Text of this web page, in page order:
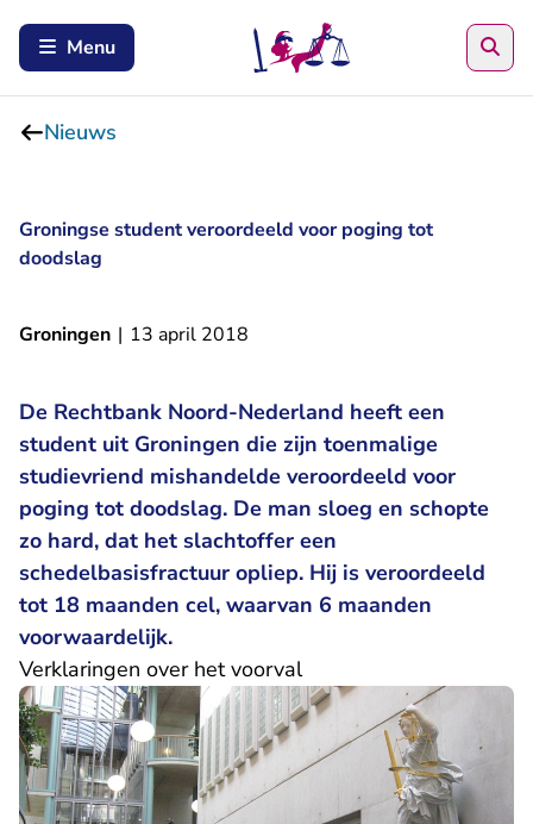
Menu
Nieuws
Groningse student veroordeeld voor poging tot
doodslag
Groningen | 13 april 2018
De Rechtbank Noord-Nederland heeft een
student uit Groningen die zijn toenmalige
studievriend mishandelde veroordeeld voor
poging tot doodslag. De man sloeg en schopte
zo hard, dat het slachtoffer een
schedelbasisfractuur opliep. Hij is veroordeeld
tot 18 maanden cel, waarvan 6 maanden
voorwaardelijk.
Verklaringen over het voorval